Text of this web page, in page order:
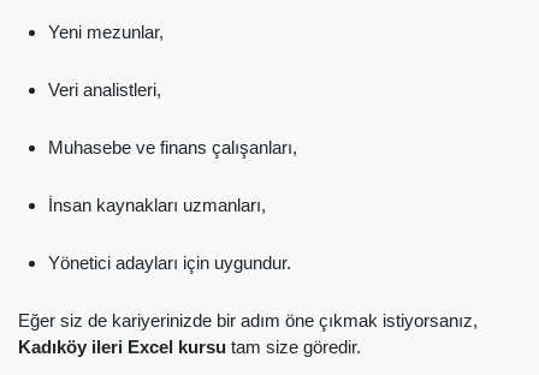
Yeni mezunlar,
Veri analistleri,
Muhasebe ve finans çalışanları,
İnsan kaynakları uzmanları,
Yönetici adayları için uygundur.
Eğer siz de kariyerinizde bir adım öne çıkmak istiyorsanız,
Kadıköy ileri Excel kursu tam size göredir.